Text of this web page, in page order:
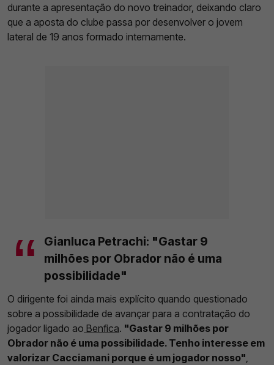
durante a apresentação do novo treinador, deixando claro
que a aposta do clube passa por desenvolver o jovem
lateral de 19 anos formado internamente.
Gianluca Petrachi: "Gastar 9
milhões por Obrador não é uma
possibilidade"
O dirigente foi ainda mais explícito quando questionado
sobre a possibilidade de avançar para a contratação do
jogador ligado ao Benfica. "Gastar 9 milhões por
Obrador não é uma possibilidade. Tenho interesse em
valorizar Cacciamani porque é um jogador nosso",